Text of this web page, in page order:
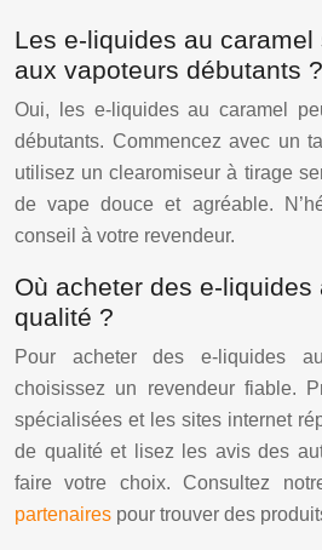
Les e-liquides au
aux vapoteurs débutants ?
Oui, les e-liquides au caramel
débutants. Commencez avec un
utilisez un clearomiseur à tirage
de vape douce et agréable.
conseil à votre revendeur.
Où acheter des e-liquides
qualité ?
Pour acheter des e-liquides
choisissez un revendeur fiable.
spécialisées et les sites internet
de qualité et lisez les avis des
faire votre choix. Consultez
partenaires pour trouver des